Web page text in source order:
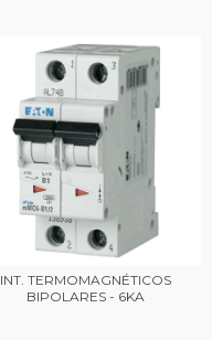
INT. TERMOMAGNÉTICOS
BIPOLARES - 6KA